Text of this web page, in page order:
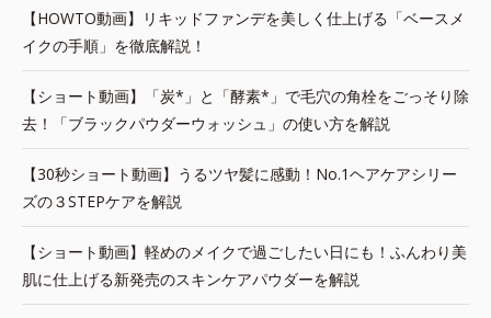
【HOWTO動画】リキッドファンデを美しく仕上げる「ベースメ
イクの手順」を徹底解説！
【ショート動画】「炭*」と「酵素*」で毛穴の角栓をごっそり除
去！「ブラックパウダーウォッシュ」の使い方を解説
【30秒ショート動画】うるツヤ髪に感動！No.1ヘアケアシリー
ズの３STEPケアを解説
【ショート動画】軽めのメイクで過ごしたい日にも！ふんわり美
肌に仕上げる新発売のスキンケアパウダーを解説